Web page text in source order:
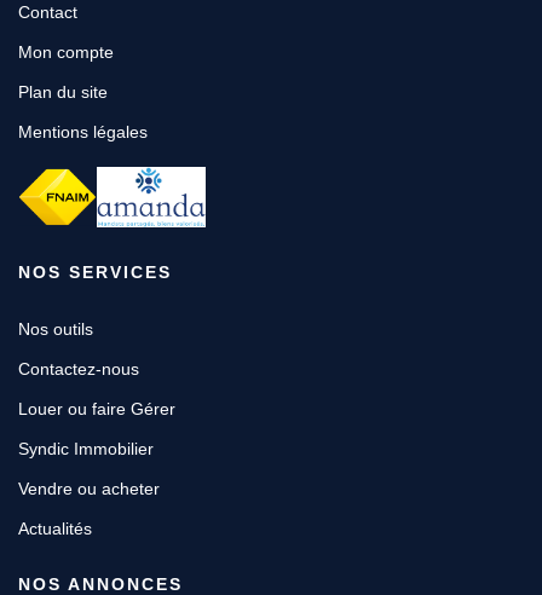
Contact
Mon compte
Plan du site
Mentions légales
NOS SERVICES
Nos outils
Contactez-nous
Louer ou faire Gérer
Syndic Immobilier
Vendre ou acheter
Actualités
NOS ANNONCES